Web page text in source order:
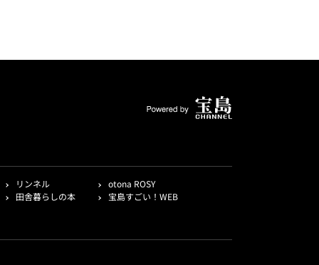
リンネル
otona ROSY
田舎暮らしの本
宝島すごい！WEB